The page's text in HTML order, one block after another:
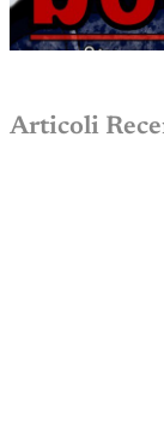
Articoli